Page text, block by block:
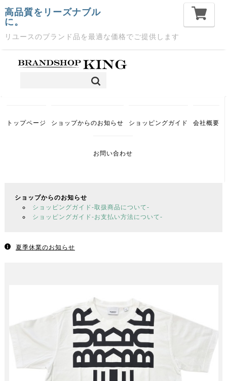
高品質をリーズナブル
に。
リユースのブランド品を最適な価格でご提供します
トップページ ショップからのお知らせ ショッピングガイド 会社概要
お問い合わせ
ショップからのお知らせ
ショッピングガイド-取扱商品について-
ショッピングガイド-お支払い方法について-
夏季休業のお知らせ